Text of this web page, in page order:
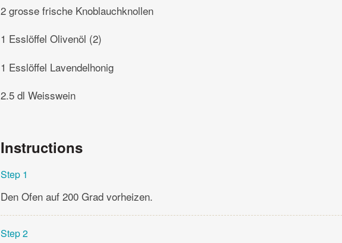
2 grosse frische Knoblauchknollen
1 Esslöffel Olivenöl (2)
1 Esslöffel Lavendelhonig
2.5 dl Weisswein
Instructions
Step 1
Den Ofen auf 200 Grad vorheizen.
Step 2